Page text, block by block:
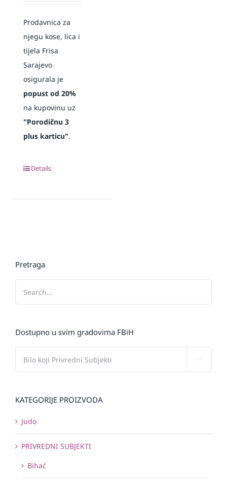
Prodavnica za
njegu kose, lica i
tijela Frisa
Sarajevo
osigurala je
popust od 20%
na kupovinu uz
"Porodičnu 3
plus karticu".
Details
Pretraga
Dostupno u svim gradovima FBiH
KATEGORIJE PROIZVODA
Judo
PRIVREDNI SUBJEKTI
Bihać